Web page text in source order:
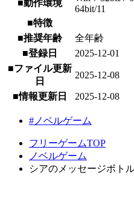
■動作環境
64bit/11
■特徴
■推奨年齢
全年齢
■登録日
2025-12-01
■ファイル更新
日
2025-12-08
■情報更新日 2025-12-08
#ノベルゲーム
フリーゲームTOP
ノベルゲーム
シアのメッセージボト